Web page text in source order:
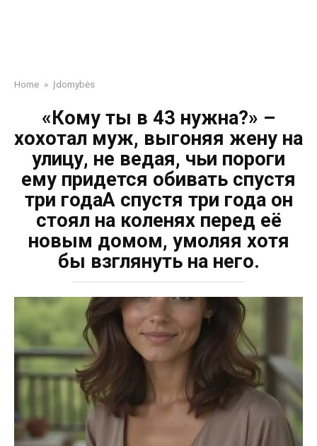
Home » Įdomybės
«Кому ты в 43 нужна?» –
хохотал муж, выгоняя жену на
улицу, не ведая, чьи пороги
ему придется обивать спустя
три годаА спустя три года он
стоял на коленях перед её
новым домом, умоляя хотя
бы взглянуть на него.